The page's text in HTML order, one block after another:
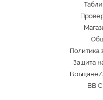
Политика
Защита
Връщане/
BB